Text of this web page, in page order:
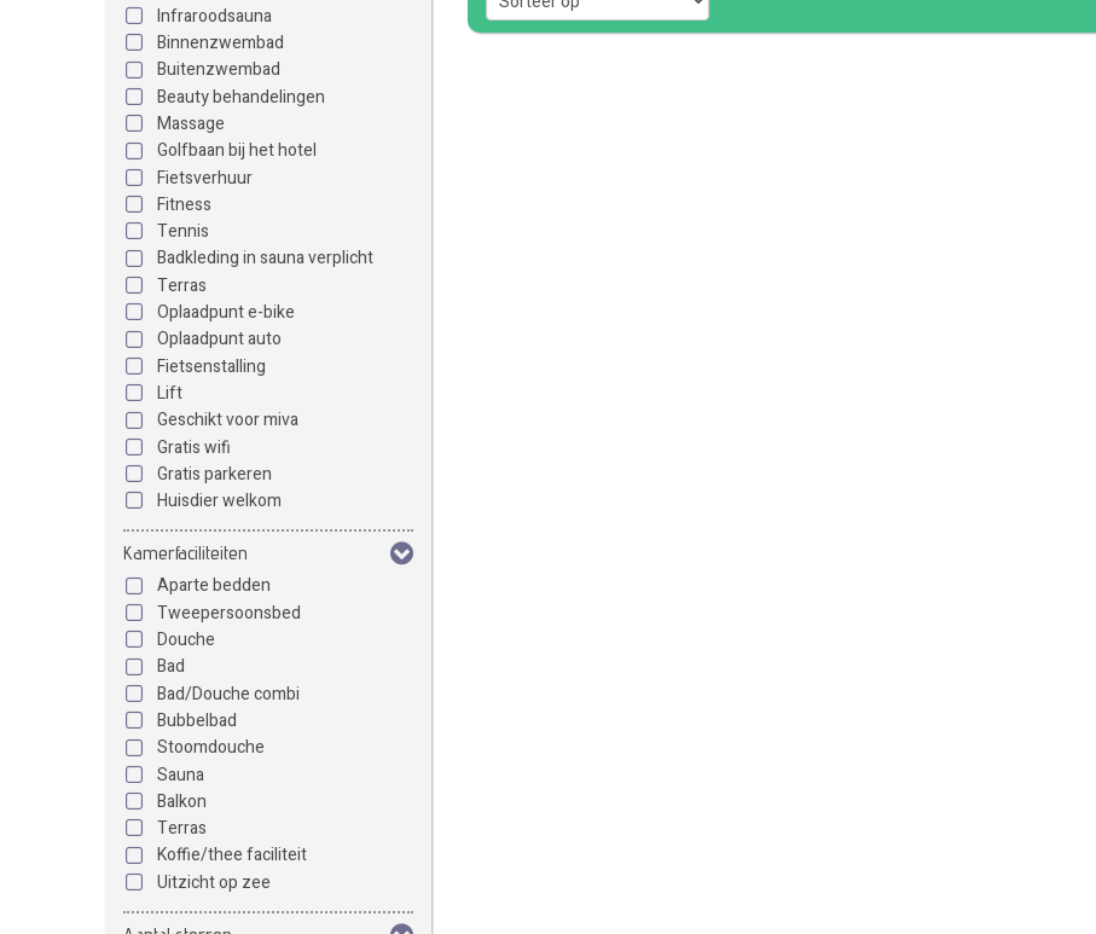
Infraroodsauna
Binnenzwembad
Buitenzwembad
Beauty behandelingen
Massage
Golfbaan bij het hotel
Fietsverhuur
Fitness
Tennis
Badkleding in sauna verplicht
Terras
Oplaadpunt e-bike
Oplaadpunt auto
Fietsenstalling
Lift
Geschikt voor miva
Gratis wifi
Gratis parkeren
Huisdier welkom
Kamerfaciliteiten
Aparte bedden
Tweepersoonsbed
Douche
Bad
Bad/Douche combi
Bubbelbad
Stoomdouche
Sauna
Balkon
Terras
Koffie/thee faciliteit
Uitzicht op zee